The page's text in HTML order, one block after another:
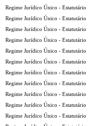
Regime Jurídico Único - Estatutário
Regime Jurídico Único - Estatutário
Regime Jurídico Único - Estatutário
Regime Jurídico Único - Estatutário
Regime Jurídico Único - Estatutário
Regime Jurídico Único - Estatutário
Regime Jurídico Único - Estatutário
Regime Jurídico Único - Estatutário
Regime Jurídico Único - Estatutário
Regime Jurídico Único - Estatutário
Regime Jurídico Único - Estatutário